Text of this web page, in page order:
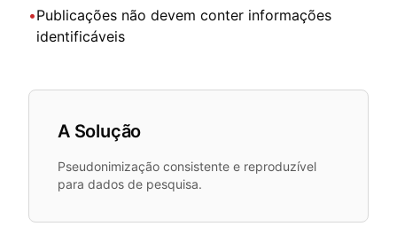
•Publicações não devem conter informações
identificáveis
A Solução
Pseudonimização consistente e reproduzível
para dados de pesquisa.